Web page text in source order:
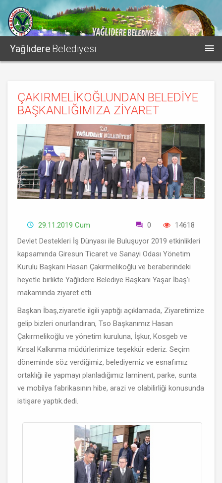
Yağlıdere Belediyesi
ÇAKIRMELİKOĞLUNDAN BELEDİYE
BAŞKANLIĞIMIZA ZİYARET
29.11.2019 Cum 0
14618
Devlet Destekleri İş Dünyası ile Buluşuyor 2019 etkinlikleri
kapsamında Giresun Ticaret ve Sanayi Odası Yönetim
Kurulu Başkanı Hasan Çakırmelikoğlu ve beraberindeki
heyetle birlikte Yağlıdere Belediye Başkanı Yaşar İbaş’ı
makamında ziyaret etti.
Başkan İbaş,ziyaretle ilgili yaptığı açıklamada, Ziyaretimize
gelip bizleri onurlandıran, Tso Başkanımız Hasan
Çakırmelikoğlu ve yönetim kuruluna, İşkur, Kosgeb ve
Kırsal Kalkınma müdürlerimize teşekkür ederiz. Seçim
döneminde söz verdiğimiz, belediyemiz ve esnafımız
ortaklığı ile yapmayı planladığımız laminent, parke, sunta
ve mobilya fabrikasının hibe, arazi ve olabilirliği konusunda
istişare yaptık.dedi.